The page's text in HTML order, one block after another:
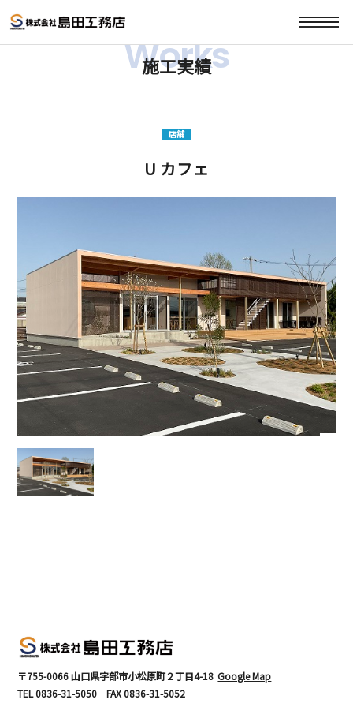
Works
施工実績
店舗
U カフェ
〒755-0066 山口県宇部市小松原町２丁目4-18 Google Map
TEL0836-31-5050 FAX0836-31-5052